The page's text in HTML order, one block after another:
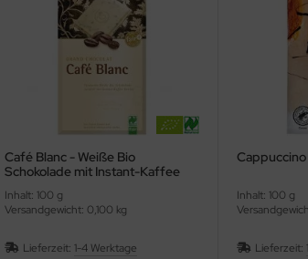
Café Blanc - Weiße Bio
Schokolade mit Instant-Kaffee
Inhalt: 100 g
Versandgewicht: 0,100 kg
Lieferzeit:1-4 Werktage
Inhalt: 100 g
Lieferzeit: